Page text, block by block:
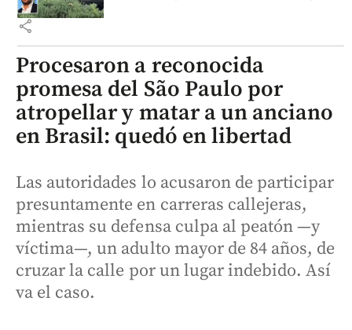
share
Procesaron a reconocida
promesa del São Paulo por
atropellar y matar a un anciano
en Brasil: quedó en libertad
Las autoridades lo acusaron de participar
presuntamente en carreras callejeras,
mientras su defensa culpa al peatón —y
víctima—, un adulto mayor de 84 años, de
cruzar la calle por un lugar indebido. Así
va el caso.